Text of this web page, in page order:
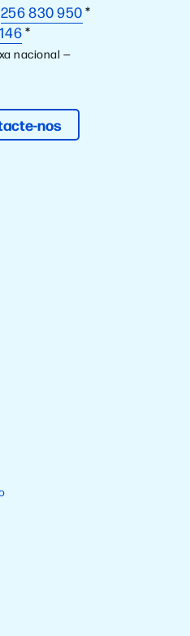
256 830 950*
*
nacional —
nos